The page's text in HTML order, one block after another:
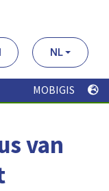
NL
MOBIGIS
van